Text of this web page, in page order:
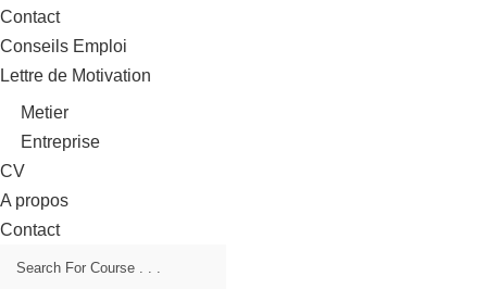
Contact
Conseils Emploi
Lettre de Motivation
Metier
Entreprise
CV
A propos
Contact